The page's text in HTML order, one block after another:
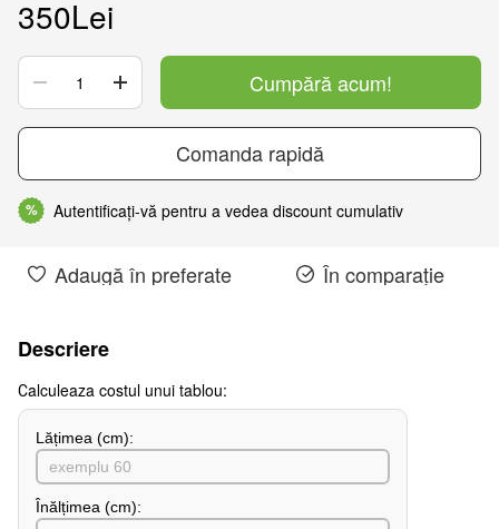
350Lei
Cumpără acum!
Comanda rapidă
% Autentificați-vă pentru a vedea discount cumulativ
Adaugă în preferate În comparație
Descriere
Сalculeaza costul unui tablou:
Lățimea (сm):
Înălțimea (cm):